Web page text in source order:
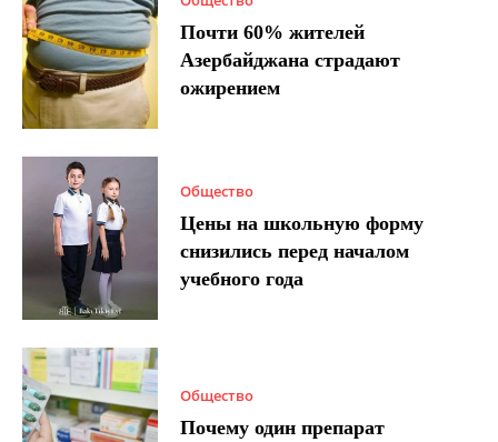
Почти 60% жителей
Азербайджана страдают
ожирением
Общество
Цены на школьную форму
снизились перед началом
учебного года
Общество
Почему один препарат